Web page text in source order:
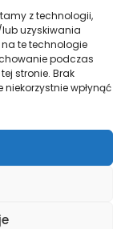
z technologii,
uzyskiwania
te technologie
podczas
stronie. Brak
wpłynąć